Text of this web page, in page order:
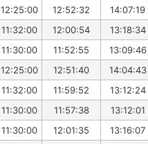
12:25:00 12:52:32
14:07:19
11:32:00 12:00:54
13:18:34
11:30:00 11:52:55
13:09:46
12:25:00 12:51:40
14:04:43
11:32:00 11:59:52
13:12:24
11:30:00 11:57:38
13:12:01
11:30:00 12:01:35
13:16:07